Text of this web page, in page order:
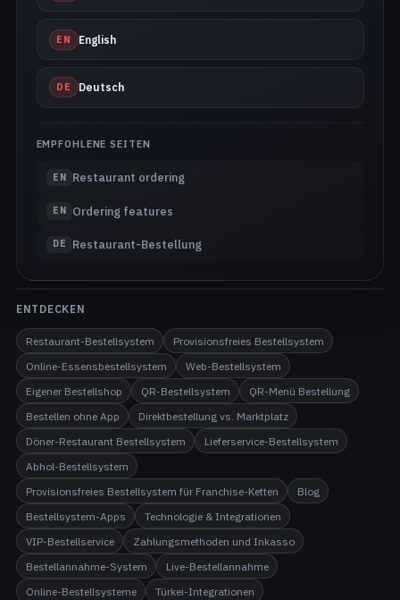
EN English
DE Deutsch
EMPFOHLENE SEITEN
EN Restaurant ordering
EN Ordering features
DE Restaurant-Bestellung
ENTDECKEN
Restaurant-Bestellsystem
Provisionsfreies Bestellsystem
Online-Essensbestellsystem
Web-Bestellsystem
Eigener Bestellshop
QR-Bestellsystem
QR-Menü Bestellung
Bestellen ohne App
Direktbestellung vs. Marktplatz
Döner-Restaurant Bestellsystem
Lieferservice-Bestellsystem
Abhol-Bestellsystem
Provisionsfreies Bestellsystem für Franchise-Ketten
Blog
Bestellsystem-Apps
Technologie & Integrationen
VIP-Bestellservice
Zahlungsmethoden und Inkasso
Bestellannahme-System
Live-Bestellannahme
Online-Bestellsysteme
Türkei-Integrationen